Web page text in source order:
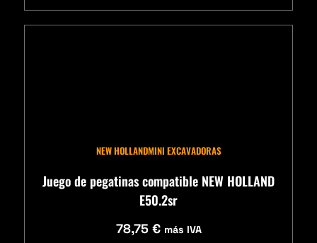
NEW HOLLANDMINI EXCAVADORAS
Juego de pegatinas compatible NEW HOLLAND
E50.2sr
78,75 € más IVA